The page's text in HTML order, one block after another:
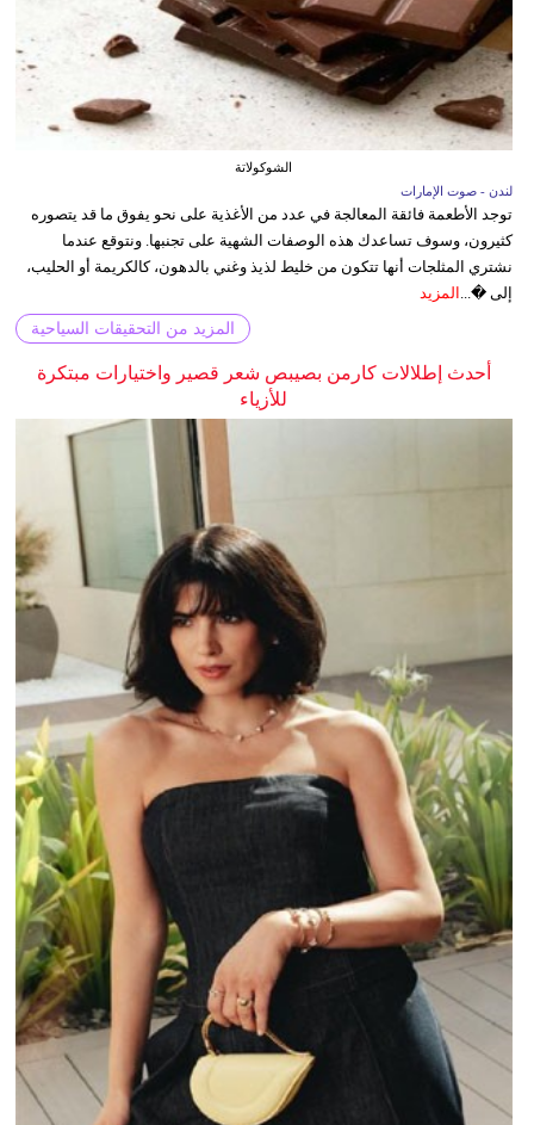
الشوكولاتة
لندن - صوت الإمارات
توجد الأطعمة فائقة المعالجة في عدد من الأغذية على نحو يفوق ما قد يتصوره
كثيرون، وسوف تساعدك هذه الوصفات الشهية على تجنبها. ونتوقع عندما
نشتري المثلجات أنها تتكون من خليط لذيذ وغني بالدهون، كالكريمة أو الحليب،
إلى �... المزيد
المزيد من التحقيقات السياحية
أحدث إطلالات كارمن بصيبص شعر قصير واختيارات مبتكرة
للأزياء